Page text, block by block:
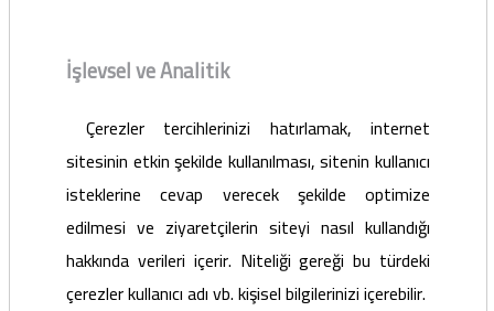
İşlevsel ve Analitik
Çerezler tercihlerinizi hatırlamak, internet
sitesinin etkin şekilde kullanılması, sitenin kullanıcı
isteklerine cevap verecek şekilde optimize
edilmesi ve ziyaretçilerin siteyi nasıl kullandığı
hakkında verileri içerir. Niteliği gereği bu türdeki
çerezler kullanıcı adı vb. kişisel bilgilerinizi içerebilir.